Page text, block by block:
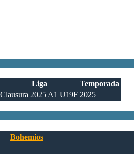
Liga
Temporada
Clausura 2025 A1 U19F 2025
Bohemios